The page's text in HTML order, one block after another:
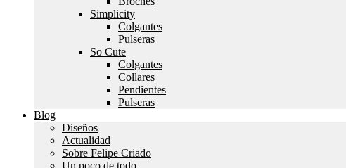
Simplicity
Colgantes
Pulseras
So Cute
Colgantes
Collares
Pendientes
Pulseras
Blog
Diseños
Actualidad
Sobre Felipe Criado
Un poco de todo